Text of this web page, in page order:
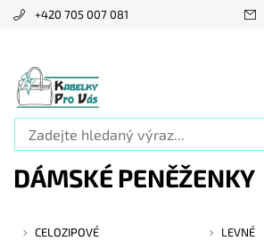
+420 705 007 081
DÁMSKÉ PENĚŽENKY
CELOZIPOVÉ LEVNÉ